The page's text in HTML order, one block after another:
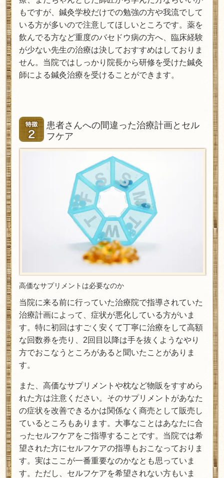
もですが、鍼灸学校だけでの勉強の方や我流でして
いる方が多いので注意してほしいところです。薬を
飲んでる方など重度のバセドウ病の方へ、臨床経験
が少ない先生の治療は決しておすすめはしておりま
せん。当院ではしっかり院長から研修を受けた鍼灸
師による鍼灸治療を受けることができます。
患者さんへの間違った治療計画とセル
フケア
高価なサプリメントは必要なのか
当院に来る前に行っていた治療院で指導されていた
治療計画によって、症状が悪化している方がいま
す。特に初回はすごく安くて丁寧に治療をして高額
な回数券を売り、2回目以降は手を抜くようなやり
方でおこなうところがあると聞いたことがありま
す。
また、高価なサプリメントや枕など物販をすすめら
れた方は注意ください。そのサプリメントがあなた
の症状を改善できるかは関係なく商売として販売し
ているところもあります。大事なことはあなたに合
ったセルフケアをご指導することです。当院では希
望された方にセルフケアの指導もおこなっておりま
す。実はここが一番重要なのかなとも思っていま
す。ただし、セルフケアを希望されない方もいま